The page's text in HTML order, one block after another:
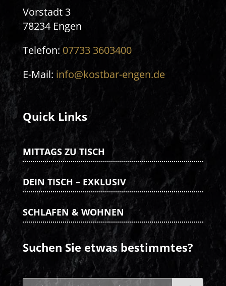
Vorstadt 3
78234 Engen
Telefon: 07733 3603400
E-Mail: info@kostbar-engen.de
Quick Links
MITTAGS ZU TISCH
DEIN TISCH – EXKLUSIV
SCHLAFEN & WOHNEN
Suchen Sie etwas bestimmtes?